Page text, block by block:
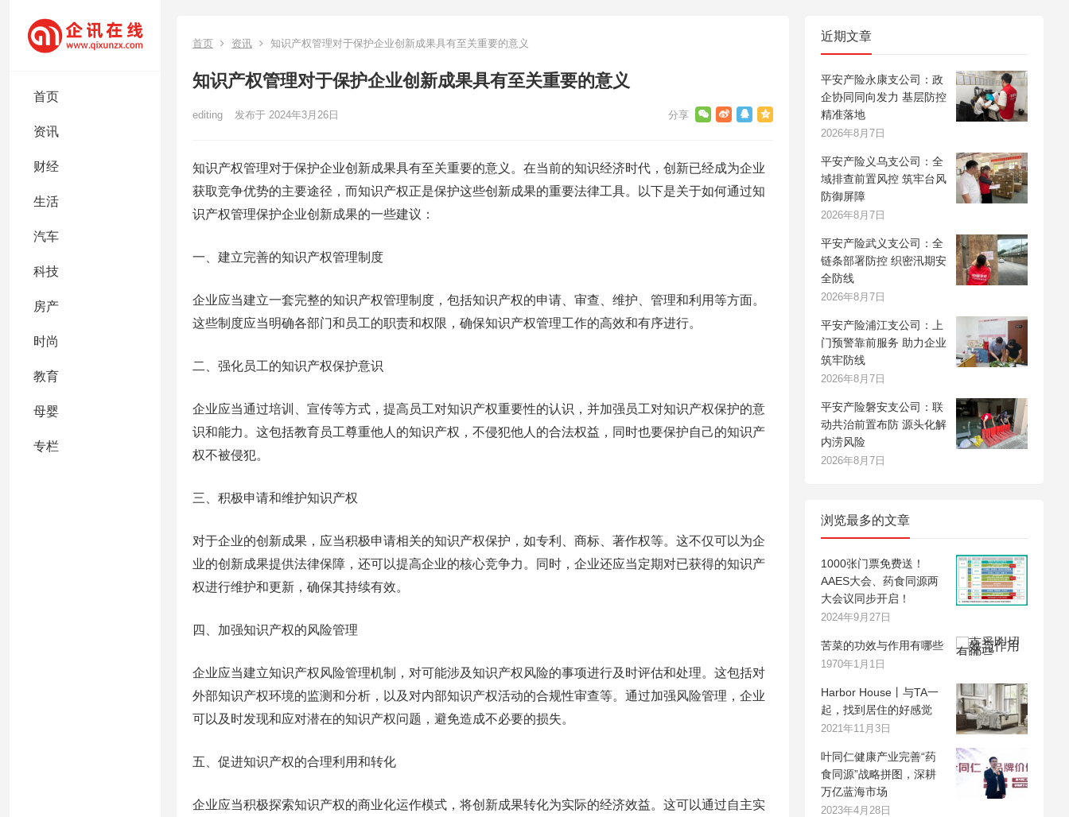
首页
资讯
财经
生活
汽车
科技
房产
时尚
教育
母婴
专栏
首页 资讯 知识产权管理对于保护企业创新成果具有至关重要的意义
知识产权管理对于保护企业创新成果具有至关重要的意义
editing 发布于 2024年3月26日
知识产权管理对于保护企业创新成果具有至关重要的意义。在当前的知识经济时代，创新已经成为企业
获取竞争优势的主要途径，而知识产权正是保护这些创新成果的重要法律工具。以下是关于如何通过知
识产权管理保护企业创新成果的一些建议：
一、建立完善的知识产权管理制度
企业应当建立一套完整的知识产权管理制度，包括知识产权的申请、审查、维护、管理和利用等方面。
这些制度应当明确各部门和员工的职责和权限，确保知识产权管理工作的高效和有序进行。
二、强化员工的知识产权保护意识
企业应当通过培训、宣传等方式，提高员工对知识产权重要性的认识，并加强员工对知识产权保护的意
识和能力。这包括教育员工尊重他人的知识产权，不侵犯他人的合法权益，同时也要保护自己的知识产
权不被侵犯。
三、积极申请和维护知识产权
对于企业的创新成果，应当积极申请相关的知识产权保护，如专利、商标、著作权等。这不仅可以为企
业的创新成果提供法律保障，还可以提高企业的核心竞争力。同时，企业还应当定期对已获得的知识产
权进行维护和更新，确保其持续有效。
四、加强知识产权的风险管理
企业应当建立知识产权风险管理机制，对可能涉及知识产权风险的事项进行及时评估和处理。这包括对
外部知识产权环境的监测和分析，以及对内部知识产权活动的合规性审查等。通过加强风险管理，企业
可以及时发现和应对潜在的知识产权问题，避免造成不必要的损失。
五、促进知识产权的合理利用和转化
企业应当积极探索知识产权的商业化运作模式，将创新成果转化为实际的经济效益。这可以通过自主实
近期文章
平安产险永康支公司：政
企协同同向发力 基层防控
精准落地
2026年8月7日
平安产险义乌支公司：全
域排查前置风控 筑牢台风
防御屏障
2026年8月7日
平安产险武义支公司：全
链条部署防控 织密汛期安
全防线
2026年8月7日
平安产险浦江支公司：上
门预警靠前服务 助力企业
筑牢防线
2026年8月7日
平安产险磐安支公司：联
动共治前置布防 源头化解
内涝风险
2026年8月7日
浏览最多的文章
1000张门票免费送！
AAES大会、药食同源两
大会议同步开启！
2024年9月27日
苦菜的功效与作用有哪些
1970年1月1日
Harbor House丨与TA一
起，找到居住的好感觉
2021年11月3日
叶同仁健康产业完善“药
食同源”战略拼图，深耕
万亿蓝海市场
2023年4月28日